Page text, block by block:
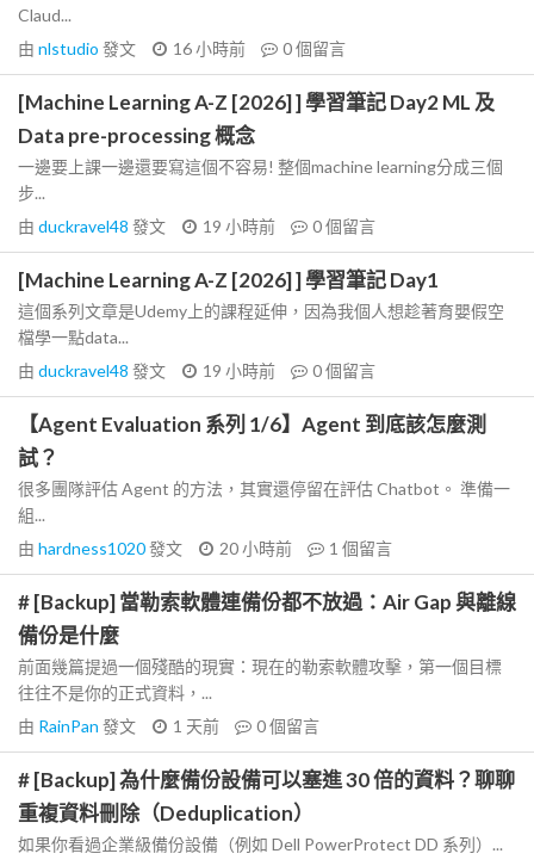
Claud...
由 nlstudio 發文 16 小時前 0個留言
[Machine Learning A-Z [2026] ] 學習筆記 Day2 ML 及
Data pre-processing 概念
一邊要上課一邊還要寫這個不容易! 整個machine learning分成三個
步...
由 duckravel48 發文 19 小時前 0個留言
[Machine Learning A-Z [2026] ] 學習筆記 Day1
這個系列文章是Udemy上的課程延伸，因為我個人想趁著育嬰假空
檔學一點data...
由 duckravel48 發文 19 小時前 0個留言
【Agent Evaluation 系列 1/6】Agent 到底該怎麼測
試？
很多團隊評估 Agent 的方法，其實還停留在評估 Chatbot。 準備一
組...
由 hardness1020發文 20 小時前 1 個留言
# [Backup] 當勒索軟體連備份都不放過：Air Gap 與離線
備份是什麼
前面幾篇提過一個殘酷的現實：現在的勒索軟體攻擊，第一個目標
往往不是你的正式資料，...
由 RainPan 發文 1 天前 0個留言
# [Backup] 為什麼備份設備可以塞進 30 倍的資料？聊聊
重複資料刪除（Deduplication）
如果你看過企業級備份設備（例如 Dell PowerProtect DD 系列）...